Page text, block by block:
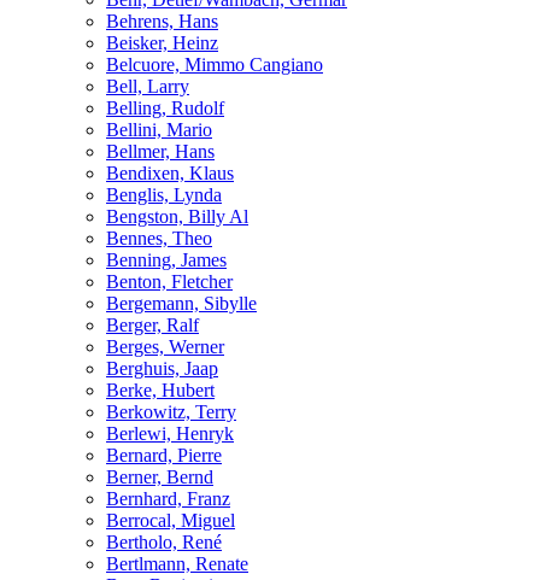
Behrens, Hans
Beisker, Heinz
Belcuore, Mimmo Cangiano
Bell, Larry
Belling, Rudolf
Bellini, Mario
Bellmer, Hans
Bendixen, Klaus
Benglis, Lynda
Bengston, Billy Al
Bennes, Theo
Benning, James
Benton, Fletcher
Bergemann, Sibylle
Berger, Ralf
Berges, Werner
Berghuis, Jaap
Berke, Hubert
Berkowitz, Terry
Berlewi, Henryk
Bernard, Pierre
Berner, Bernd
Bernhard, Franz
Berrocal, Miguel
Bertholo, René
Bertlmann, Renate